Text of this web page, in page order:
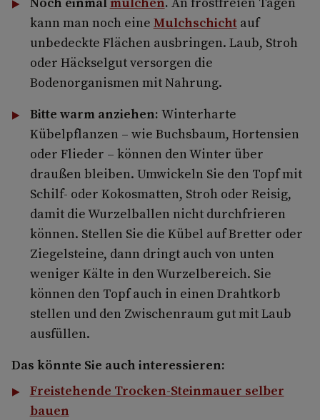
kann man noch eine Mulchschichtauf
unbedeckte Flächen ausbringen. Laub, Stroh
oder Häckselgut versorgen die
Bodenorganismen mit Nahrung.
Bitte warm anziehen: Winterharte
Kübelpflanzen – wie Buchsbaum, Hortensien
oder Flieder – können den Winter über
draußen bleiben. Umwickeln Sie den Topf mit
Schilf- oder Kokosmatten, Stroh oder Reisig,
damit die Wurzelballen nicht durchfrieren
können. Stellen Sie die Kübel auf Bretter oder
Ziegelsteine, dann dringt auch von unten
weniger Kälte in den Wurzelbereich. Sie
können den Topf auch in einen Drahtkorb
stellen und den Zwischenraum gut mit Laub
ausfüllen.
Das könnte Sie auch interessieren:
Freistehende Trocken-Steinmauer selber
bauen